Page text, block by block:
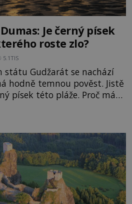
Je černý písek
roste zlo?
5.1TIS
státu Gudžarát se nachází
hodně temnou pověst. Jistě
písek této pláže. Proč má
Nakolik jsou
došlo k nevysvětlitelným
na pláž Dumas ve městě